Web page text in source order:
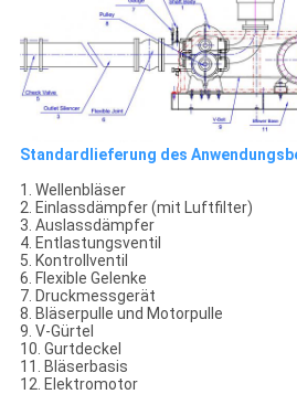
Standardlieferung des
1. Wellenbläser
2. Einlassdämpfer (mit Luftfilter)
3. Auslassdämpfer
4. Entlastungsventil
5. Kontrollventil
6. Flexible Gelenke
7. Druckmessgerät
8. Bläserpulle und Motorpulle
9. V-Gürtel
10. Gurtdeckel
11. Bläserbasis
12. Elektromotor